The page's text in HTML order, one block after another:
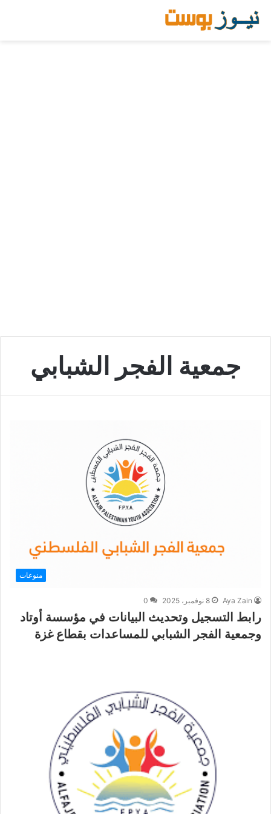
جمعية الفجر الشبابي
منوعات
Aya Zain 8 نوفمبر، 2025 0
رابط التسجيل وتحديث البيانات في مؤسسة أوتاد
وجمعية الفجر الشبابي للمساعدات بقطاع غزة